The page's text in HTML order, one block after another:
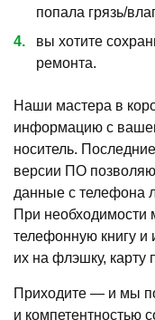
попала грязь/
вы хотите
ремонта.
Наши мастера в
информацию с
носитель.
версии ПО
данные с телефона
При необходимости
телефонную книгу
их на флэшку, карту
Приходите — и мы
и компетентностью